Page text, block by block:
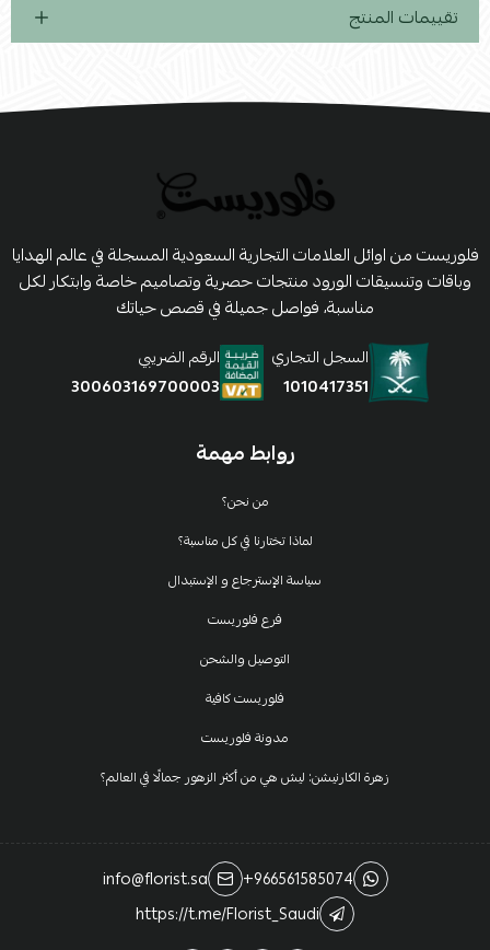
تقييمات المنتج
روابط مهمة
من نحن؟
لماذا تختارنا في كل مناسبة؟
سياسة الإسترجاع و الإستبدال
فرع فلوريست
التوصيل والشحن
فلوريست كافية
مدونة فلوريست
زهرة الكارنيشن: ليش هي من أكثر الزهور جمالًا في العالم؟
فلوريست من اوائل العلامات التجارية السعودية المسجلة في عالم الهدايا
وباقات وتنسيقات الورود منتجات حصرية وتصاميم خاصة وابتكار لكل
مناسبة، فواصل جميلة في قصص حياتك
السجل التجاري
1010417351
الرقم الضريبي
300603169700003
+966561585074
info@florist.sa
https://t.me/Florist_Saudi